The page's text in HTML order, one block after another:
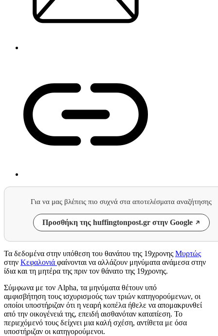
Για να μας βλέπεις πιο συχνά στα αποτελέσματα αναζήτησης
Προσθήκη της huffingtonpost.gr στην Google
Τα δεδομένα στην υπόθεση του θανάτου της 19χρονης Μυρτώς
στην Κεφαλονιά φαίνονται να αλλάζουν μηνύματα ανάμεσα στην
ίδια και τη μητέρα της πριν τον θάνατο της 19χρονης.
Σύμφωνα με τον Alpha, τα μηνύματα θέτουν υπό
αμφισβήτηση τους ισχυρισμούς των τριών κατηγορούμενων, οι
οποίοι υποστήριζαν ότι η νεαρή κοπέλα ήθελε να απομακρυνθεί
από την οικογένειά της, επειδή αισθανόταν καταπίεση. Το
περιεχόμενό τους δείχνει μια καλή σχέση, αντίθετα με όσα
υποστήριζαν οι κατηγορούμενοι.